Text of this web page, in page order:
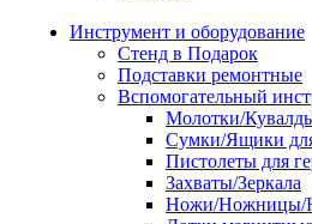
Инструмент и оборудование
Стенд в Подарок
Подставки ремонтные
Вспомогательный
Молотки/
Сумки/Ящики
Пистолеты для
Захваты/Зеркала
Ножи/Ножницы/